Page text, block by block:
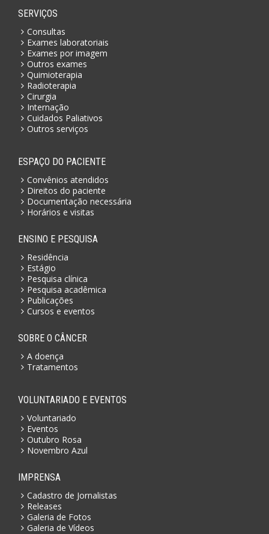
SERVIÇOS
Consultas
Exames laboratoriais
Exames por imagem
Outros exames
Quimioterapia
Radioterapia
Cirurgia
Internação
Cuidados Paliativos
Outros serviços
ESPAÇO DO PACIENTE
Convênios atendidos
Direitos do paciente
Documentação necessária
Horários e visitas
ENSINO E PESQUISA
Residência
Estágio
Pesquisa clínica
Pesquisa acadêmica
Publicações
Cursos e eventos
SOBRE O CÂNCER
A doença
Tratamentos
VOLUNTARIADO E EVENTOS
Voluntariado
Eventos
Outubro Rosa
Novembro Azul
IMPRENSA
Cadastro de Jornalistas
Releases
Galeria de Fotos
Galeria de Vídeos